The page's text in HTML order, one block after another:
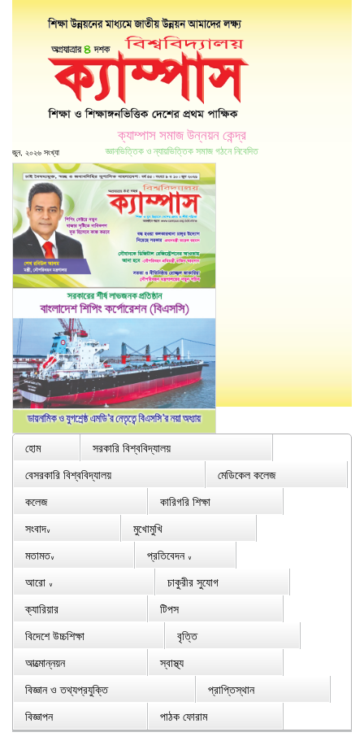
ক্যাম্পাস সমাজ উন্নয়ন কেন্দ্র
জ্ঞানভিত্তিক ও ন্যায়ভিত্তিক সমাজ গঠনে নিবেদিত
জুন, ২০২৬ সংখ্যা
হোম
সরকারি বিশ্ববিদ্যালয়
বেসরকারি বিশ্ববিদ্যালয়
মেডিকেল কলেজ
কলেজ
কারিগরি শিক্ষা
সংবাদ∨
মুখোমুখি
মতামত∨ প্রতিবেদন ∨
আরো ∨
চাকুরীর সুযোগ
ক্যারিয়ার
টিপস
বিদেশে উচ্চশিক্ষা
বৃত্তি
আত্মোন্নয়ন
স্বাস্থ্য
বিজ্ঞান ও তথ্যপ্রযুক্তি
প্রাপ্তিস্থান
বিজ্ঞাপন
পাঠক ফোরাম